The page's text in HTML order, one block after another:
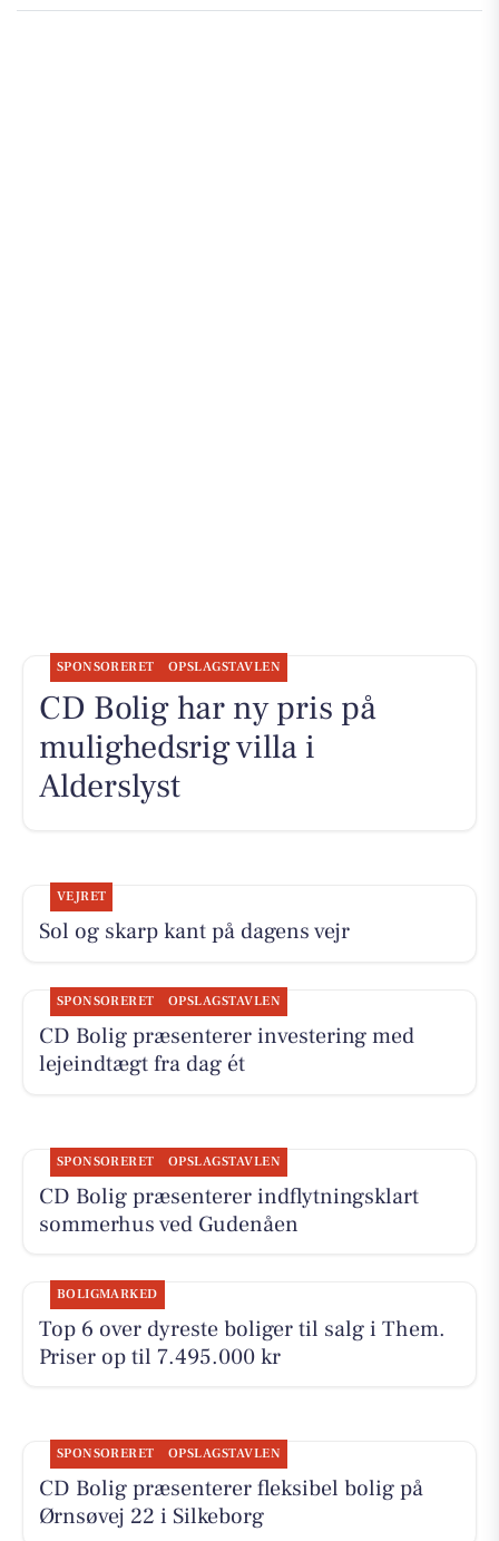
SPONSORERET OPSLAGSTAVLEN
CD Bolig har ny pris på
mulighedsrig villa i
Alderslyst
VEJRET
Sol og skarp kant på dagens vejr
SPONSORERET OPSLAGSTAVLEN
CD Bolig præsenterer investering med
lejeindtægt fra dag ét
SPONSORERET OPSLAGSTAVLEN
CD Bolig præsenterer indflytningsklart
sommerhus ved Gudenåen
BOLIGMARKED
Top 6 over dyreste boliger til salg i Them.
Priser op til 7.495.000 kr
SPONSORERET OPSLAGSTAVLEN
CD Bolig præsenterer fleksibel bolig på
Ørnsøvej 22 i Silkeborg